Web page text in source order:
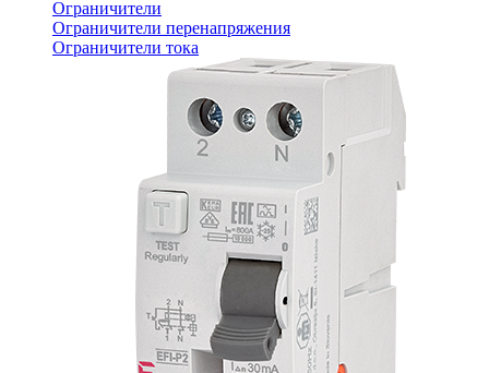
Ограничители
Ограничители перенапряжения
Ограничители тока